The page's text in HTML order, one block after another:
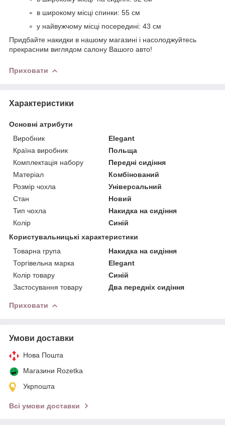
в широкому місці спинки: 55 см
у найвужчому місці посередині: 43 см
Придбайте накидки в нашому магазині і насолоджуйтесь
прекрасним виглядом салону Вашого авто!
Приховати
Характеристики
Основні атрибути
Виробник
Elegant
Країна виробник
Польща
Комплектація набору
Передні сидіння
Матеріал
Комбінований
Розмір чохла
Універсальний
Стан
Новий
Тип чохла
Накидка на сидіння
Колір
Синій
Користувальницькі характеристики
Товарна група
Накидка на сидіння
Торгівельна марка
Elegant
Колір товару
Синій
Застосування товару
Два передніх сидіння
Приховати
Умови доставки
Нова Пошта
Магазини Rozetka
Укрпошта
Всі умови доставки